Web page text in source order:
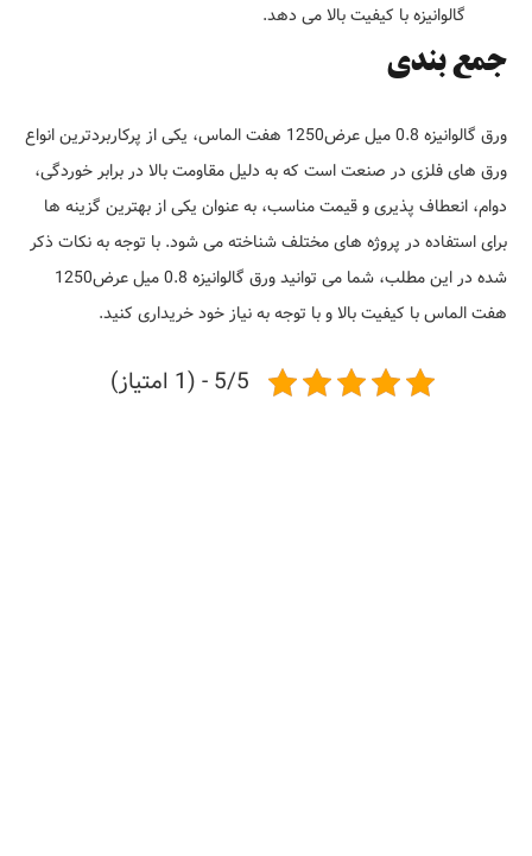
گالوانیزه با کیفیت بالا می دهد.
جمع بندی
ورق گالوانیزه 0.8 میل عرض1250 هفت الماس، یکی از پرکاربردترین انواع
ورق های فلزی در صنعت است که به دلیل مقاومت بالا در برابر خوردگی،
دوام، انعطاف پذیری و قیمت مناسب، به عنوان یکی از بهترین گزینه ها
برای استفاده در پروژه های مختلف شناخته می شود. با توجه به نکات ذکر
شده در این مطلب، شما می توانید ورق گالوانیزه 0.8 میل عرض1250
هفت الماس با کیفیت بالا و با توجه به نیاز خود خریداری کنید.
5/5 - (1 امتیاز)